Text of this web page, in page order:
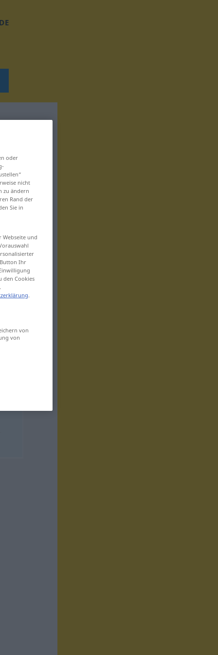
DE
oder
nicht
zu ändern
Rand der
Sie in
und
Ihr
den Cookies
.
von
von